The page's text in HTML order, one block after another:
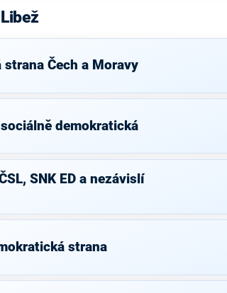
strana Čech a Moravy
demokratická
SNK ED a nezávislí
strana